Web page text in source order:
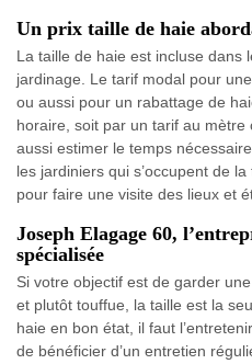
Un prix taille de haie
La taille de haie est incluse dans
jardinage. Le tarif modal pour
ou aussi pour un rabattage de
horaire, soit par un tarif au
aussi estimer le temps
les jardiniers qui s’occupent de
pour faire une visite des lieux et
Joseph Elagage 60,
spécialisée
Si votre objectif est de garder
et plutôt touffue, la taille est la
haie en bon état, il faut
de bénéficier d’un entretien